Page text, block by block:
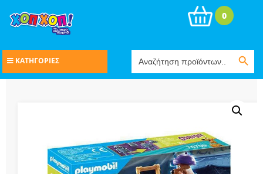
for:
Search Button
0
ΚΑΤΗΓΟΡΙΕΣ